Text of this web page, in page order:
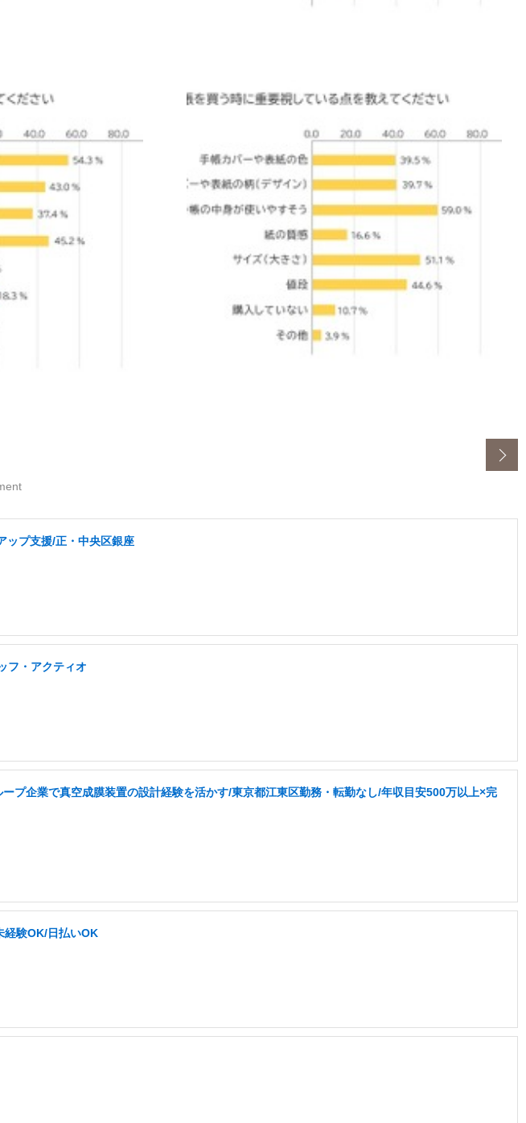
ップ支援/正・中央区銀座
フ・アクティオ
プ企業で真空成膜装置の設計経験を活かす/東京都江東区勤務・転勤なし/年収目安500万以上×完
経験OK/日払いOK